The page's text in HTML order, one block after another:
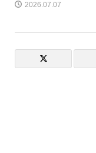
2026.07.07